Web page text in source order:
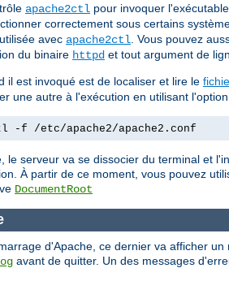
apache2ctl pour invoquer l'exécutable
correctement sous certains
avec apache2ctl . Vous pouvez
du binaire httpd et tout argument de
il est invoqué est de localiser et lire le
une autre à l'exécution en utilisant
-f /etc/apache2/apache2.conf
le serveur va se dissocier du terminal et
À partir de ce moment, vous pouvez
DocumentRoot
d'Apache, ce dernier va afficher
avant de quitter. Un des messages